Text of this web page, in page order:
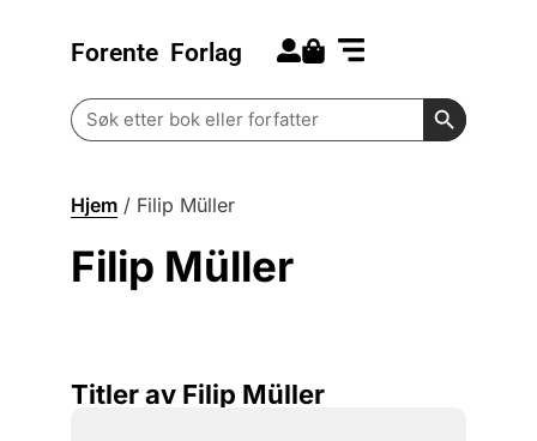
Forente Forlag
Search
for:
Search
Hjem / Filip Müller
Filip Müller
Titler av Filip Müller